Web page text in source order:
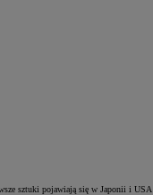
sztuki pojawiają się w Japonii i USA